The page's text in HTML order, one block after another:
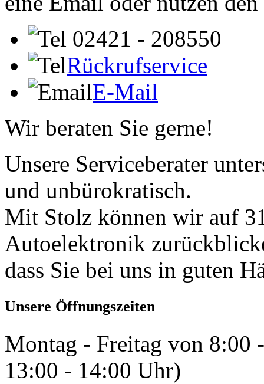
02421 - 208550
Rückrufservice
E-Mail
Wir beraten Sie gerne!
Unsere Serviceberater
und unbürokratisch.
Mit Stolz können wir auf
Autoelektronik
dass Sie bei uns in guten
Unsere Öffnungszeiten
Montag - Freitag von 8:00
13:00 - 14:00 Uhr)